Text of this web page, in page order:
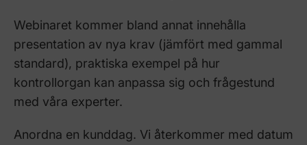
Webinaret kommer bland annat innehålla
presentation av nya krav (jämfört med gammal
standard), praktiska exempel på hur
kontrollorgan kan anpassa sig och frågestund
med våra experter.
Anordna en kunddag. Vi återkommer med datum